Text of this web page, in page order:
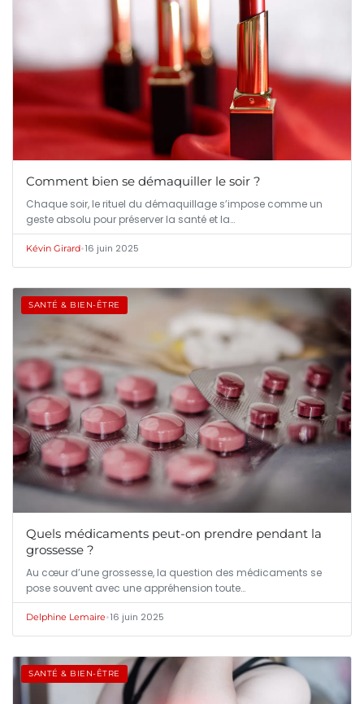
Comment bien se démaquiller le soir ?
Chaque soir, le rituel du démaquillage s’impose comme un
geste absolu pour préserver la santé et la…
Kévin Girard•16 juin 2025
SANTÉ & BIEN-ÊTRE
Quels médicaments peut-on prendre pendant la
grossesse ?
Au cœur d’une grossesse, la question des médicaments se
pose souvent avec une appréhension toute…
Delphine Lemaire•16 juin 2025
SANTÉ & BIEN-ÊTRE